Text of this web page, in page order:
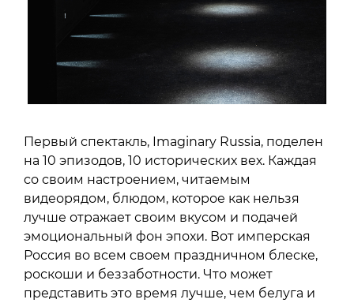
Первый спектакль, Imaginary Russia, поделен
на 10 эпизодов, 10 исторических вех. Каждая
со своим настроением, читаемым
видеорядом, блюдом, которое как нельзя
лучше отражает своим вкусом и подачей
эмоциональный фон эпохи. Вот имперская
Россия во всем своем праздничном блеске,
роскоши и беззаботности. Что может
представить это время лучше, чем белуга и